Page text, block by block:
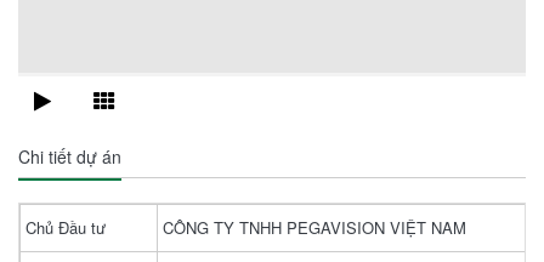
Chi tiết dự án
Chủ Đầu tư CÔNG TY TNHH PEGAVISION VIỆT NAM